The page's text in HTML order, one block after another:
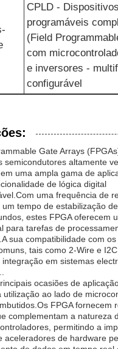
uma comunicação
de energia
CPLD -
programáveis
(Field
com
e inversores -
configurável
Gate Arrays
semicondutores altamente
uma ampla gama de
de lógica digital
uma frequência de
tempo de estabilização
estes FPGA oferecem
para tarefas de
sua compatibilidade com
tais como 2-Wire e
integração em sistemas
ocasiões de
utilização ao lado de
FPGA fornecem
complementam a natureza
permitindo a
aceleradores de hardware